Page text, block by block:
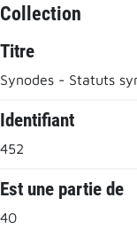
Collection
Titre
Synodes - Statuts
Identifiant
452
Est une partie de
40